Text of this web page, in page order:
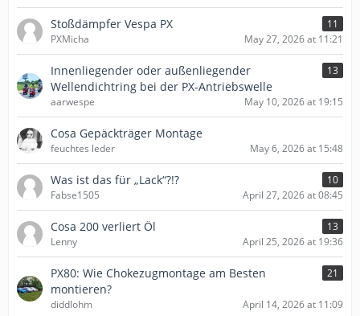
Stoßdämpfer Vespa PX
11
PXMicha
May 27, 2026 at 11:21
Innenliegender oder außenliegender
Wellendichtring bei der PX-Antriebswelle
13
aarwespe May 10, 2026 at 19:15
Cosa Gepäckträger Montage
feuchtes leder May 6, 2026 at 15:48
Was ist das für „Lack“?!?
10
Fabse1505
April 27, 2026 at 08:45
Cosa 200 verliert Öl
13
Lenny
April 25, 2026 at 19:36
PX80: Wie Chokezugmontage am Besten
montieren?
21
diddlohm April 14, 2026 at 11:09